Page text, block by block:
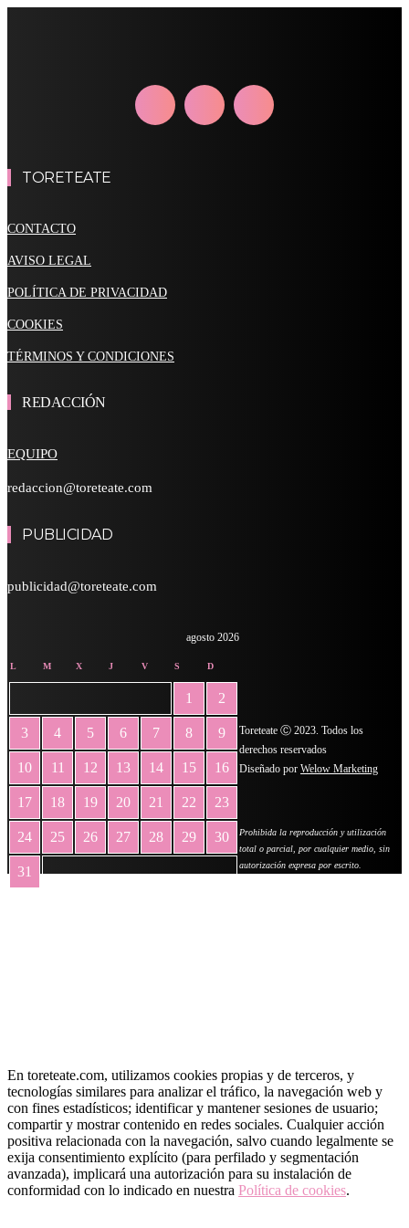
TORETEATE
CONTACTO
AVISO LEGAL
POLÍTICA DE PRIVACIDAD
COOKIES
TÉRMINOS Y CONDICIONES
REDACCIÓN
EQUIPO
redaccion@toreteate.com
PUBLICIDAD
publicidad@toreteate.com
agosto 2026
L M X J V S D
1 2
3 4 5 6 7 8 9
10 11 12 13 14 15 16
17 18 19 20 21 22 23
24 25 26 27 28 29 30
31
Toreteate Ⓒ 2023. Todos los
derechos reservados
Diseñado por Welow Marketing
Prohibida la reproducción y utilización
total o parcial, por cualquier medio, sin
autorización expresa por escrito.
En toreteate.com, utilizamos cookies propias y de terceros, y
tecnologías similares para analizar el tráfico, la navegación web y
con fines estadísticos; identificar y mantener sesiones de usuario;
compartir y mostrar contenido en redes sociales. Cualquier acción
positiva relacionada con la navegación, salvo cuando legalmente se
exija consentimiento explícito (para perfilado y segmentación
avanzada), implicará una autorización para su instalación de
conformidad con lo indicado en nuestra Política de cookies.